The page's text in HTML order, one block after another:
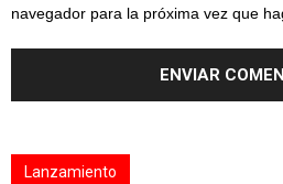
navegador para la próxima vez que
Lanzamiento